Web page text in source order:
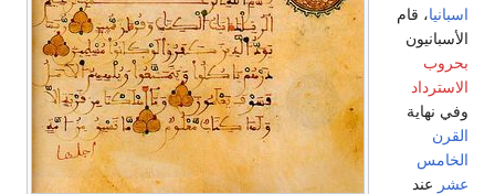
اسبانيا، قام
الأسبانيون
بحروب
الاسترداد
وفي نهاية
القرن
الخامس
عشر عند